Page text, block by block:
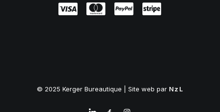
© 2025 Kerger Bureautique | Site web par NzL